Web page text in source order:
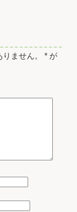
ません。 * が